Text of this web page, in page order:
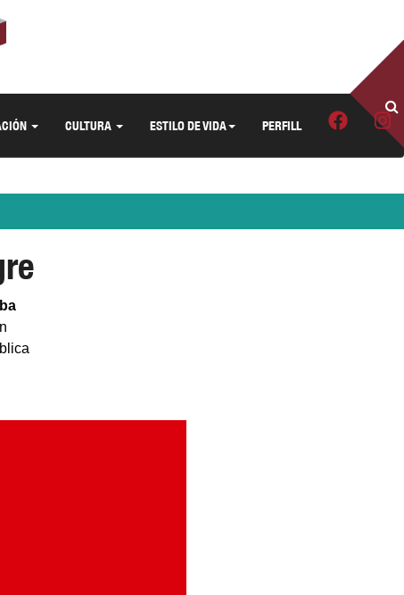
CULTURA ESTILO DE VIDA PERFILL